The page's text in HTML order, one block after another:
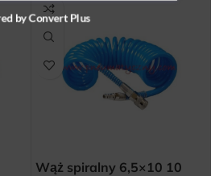
Wąż spiralny 6,5×10 10
by Convert Plus